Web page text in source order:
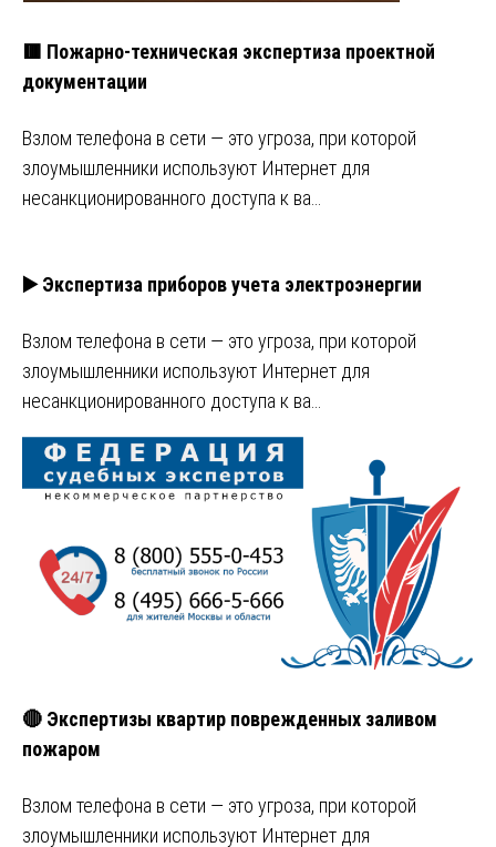
🟥 Пожарно-техническая экспертиза проектной
документации
Взлом телефона в сети — это угроза, при которой
злоумышленники используют Интернет для
несанкционированного доступа к ва…
▶️ Экспертиза приборов учета электроэнергии
Взлом телефона в сети — это угроза, при которой
злоумышленники используют Интернет для
несанкционированного доступа к ва…
🔴 Экспертизы квартир поврежденных заливом
пожаром
Взлом телефона в сети — это угроза, при которой
злоумышленники используют Интернет для